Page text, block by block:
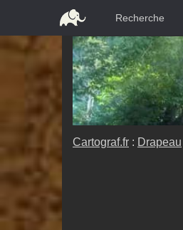
Recherche
Cartograf.fr : Drapeau